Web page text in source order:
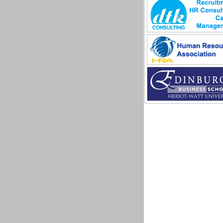
Sản xuất game online
Sở hữu công nghiệp
Tài chính
Thiết kế
Tiếp thị
Tổ chức Sản xuất
Truyền thông
Truyền thông, PR
Tư vấn
Vật tư - Hậu cần